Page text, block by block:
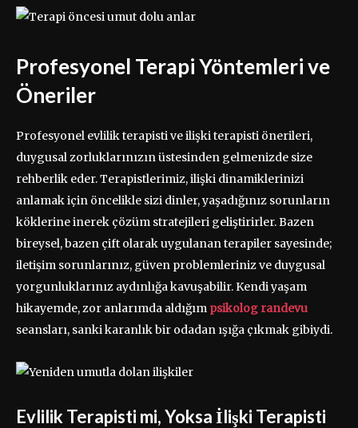
Profesyonel Terapi Yöntemleri ve
Öneriler
Profesyonel evlilik terapisti ve ilişki terapisti önerileri,
duygusal zorluklarınızın üstesinden gelmenizde size
rehberlik eder. Terapistlerimiz, ilişki dinamiklerinizi
anlamak için öncelikle sizi dinler, yaşadığınız sorunların
köklerine inerek çözüm stratejileri geliştirirler. Bazen
bireysel, bazen çift olarak uygulanan terapiler sayesinde;
iletişim sorunlarınız, güven problemleriniz ve duygusal
yorgunluklarınız aydınlığa kavuşabilir. Kendi yaşam
hikayemde, zor anlarımda aldığım psikolog randevu
seansları, sanki karanlık bir odadan ışığa çıkmak gibiydi.
Evlilik Terapisti mi, Yoksa İlişki Terapisti